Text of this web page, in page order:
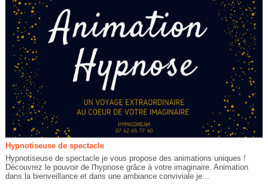
Hypnotiseuse de spectacle
Hypnotiseuse de spectacle je vous propose des animations uniques !
Découvrez le pouvoir de l'hypnose grâce à votre imaginaire. Animation
dans la bienveillance et dans une ambiance conviviale je...